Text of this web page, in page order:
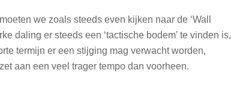
we zoals steeds even kijken naar de ‘Wall
daling er steeds een ‘tactische bodem’ te vinden is,
termijn er een stijging mag verwacht worden,
aan een veel trager tempo dan voorheen.